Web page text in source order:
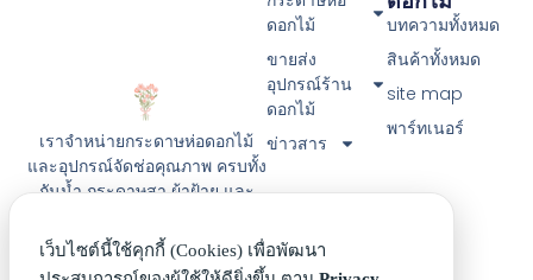
เราจำหน่ายกระดาษห่อดอกไม้
และอุปกรณ์จัดช่อคุณภาพ ครบทั้ง
กันน้ำ กระดาษสา ผ้าฝ้าย และ
ความสวยและมูลค่าให้ทุกช่อ
พร้อมจัดส่งรวดเร็ว เลือกซื้อได้
บทความทั้งหมด
สินค้าทั้งหมด
site map
พาร์ทเนอร์
ดอกไม้
ขายส่ง
อุปกรณ์ร้าน
ดอกไม้
ข่าวสาร
เว็บไซต์นี้ใช้คุกกี้ (Cookies) เพื่อพัฒนา